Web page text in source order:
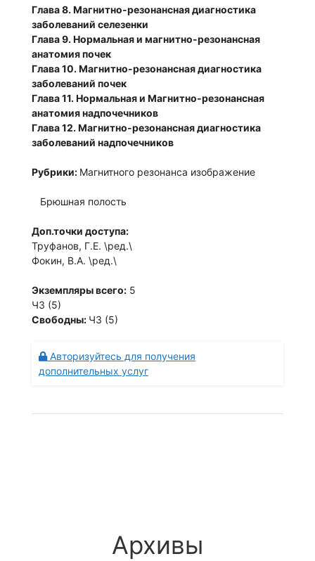
Глава 8. Магнитно-резонансная диагностика
заболеваний селезенки
Глава 9. Нормальная и магнитно-резонансная
анатомия почек
Глава 10. Магнитно-резонансная диагностика
заболеваний почек
Глава 11. Нормальная и Магнитно-резонансная
анатомия надпочечников
Глава 12. Магнитно-резонансная диагностика
заболеваний надпочечников
Рубрики: Магнитного резонанса изображение
Брюшная полость
Доп.точки доступа:
Труфанов, Г.Е. \ред.\
Фокин, В.А. \ред.\
Экземпляры всего: 5
ЧЗ (5)
Свободны: ЧЗ (5)
Авторизуйтесь для получения
дополнительных услуг
Архивы